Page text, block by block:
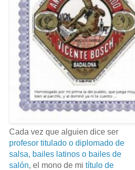
Cada vez que alguien dice ser
profesor titulado o diplomado de
salsa, bailes latinos o bailes de
salón, el mono de mi título de